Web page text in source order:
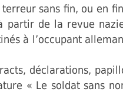
terreur sans fin, ou en
partir de la revue
à l’occupant
déclarations,
« Le soldat sans